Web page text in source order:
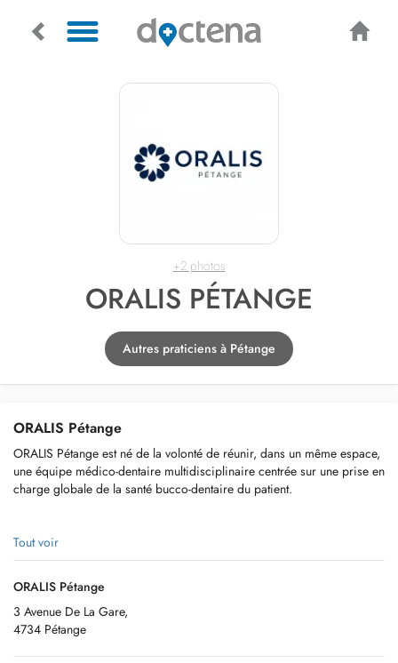
+2 photos
ORALIS PÉTANGE
Autres praticiens à Pétange
ORALIS Pétange
ORALIS Pétange est né de la volonté de réunir, dans un même espace,
une équipe médico-dentaire multidisciplinaire centrée sur une prise en
charge globale de la santé bucco-dentaire du patient.
Pour prendre rendez-vous :
(+352) 27 76 99 61 ou (+352) 691 879 961
Notre secrétariat téléphonique est disponible du lundi au vendredi de
Tout voir
ORALIS Pétange
3 Avenue De La Gare,
4734 Pétange